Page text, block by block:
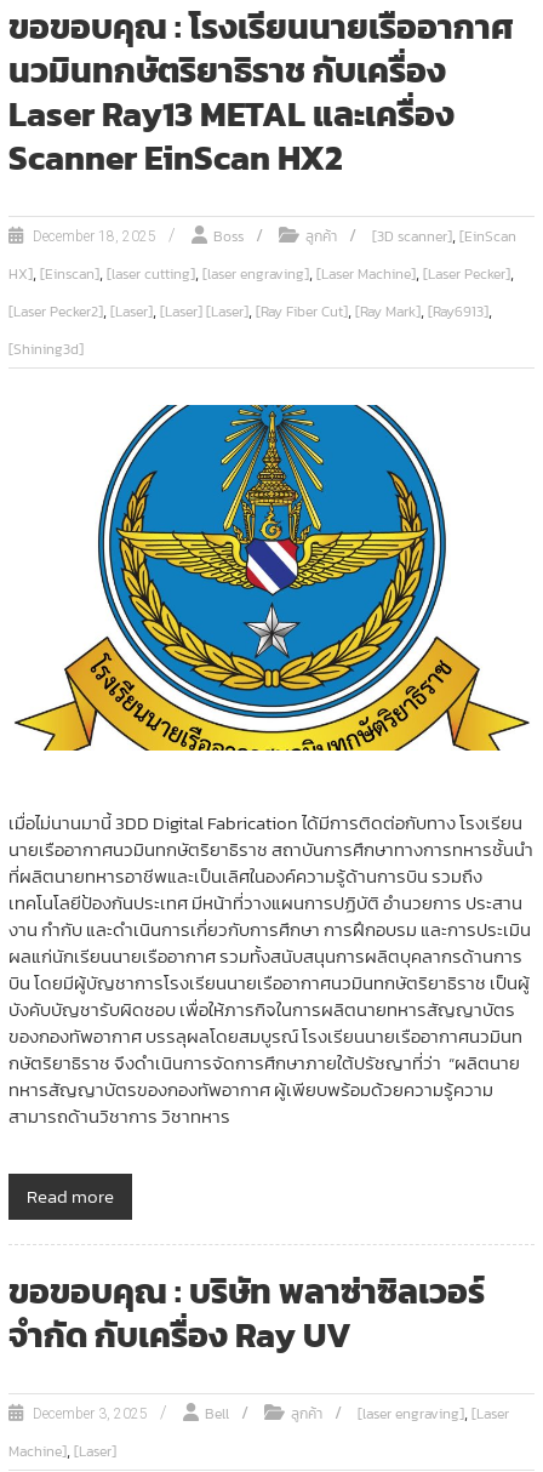
ขอขอบคุณ : โรงเรียนนายเรืออากาศ
นวมินทกษัตริยาธิราช กับเครื่อง
Laser Ray13 METAL และเครื่อง
Scanner EinScan HX2
December 18, 2025 Boss ลูกค้า [3D scanner],[EinScan
HX],[Einscan],[laser cutting],[laser engraving],[Laser Machine],[Laser Pecker],
[Laser Pecker2],[Laser],[Laser] [Laser],[Ray Fiber Cut],[Ray Mark],[Ray6913],
[Shining3d]
เมื่อไม่นานมานี้ 3DD Digital Fabrication ได้มีการติดต่อกับทาง โรงเรียน
นายเรืออากาศนวมินทกษัตริยาธิราช สถาบันการศึกษาทางการทหารชั้นนำ
ที่ผลิตนายทหารอาชีพและเป็นเลิศในองค์ความรู้ด้านการบิน รวมถึง
เทคโนโลยีป้องกันประเทศ มีหน้าที่วางแผนการปฏิบัติ อำนวยการ ประสาน
งาน กำกับ และดำเนินการเกี่ยวกับการศึกษา การฝึกอบรม และการประเมิน
ผลแก่นักเรียนนายเรืออากาศ รวมทั้งสนับสนุนการผลิตบุคลากรด้านการ
บิน โดยมีผู้บัญชาการโรงเรียนนายเรืออากาศนวมินทกษัตริยาธิราช เป็นผู้
บังคับบัญชารับผิดชอบ เพื่อให้ภารกิจในการผลิตนายทหารสัญญาบัตร
ของกองทัพอากาศ บรรลุผลโดยสมบูรณ์ โรงเรียนนายเรืออากาศนวมินท
กษัตริยาธิราช จึงดำเนินการจัดการศึกษาภายใต้ปรัชญาที่ว่า “ผลิตนาย
ทหารสัญญาบัตรของกองทัพอากาศ ผู้เพียบพร้อมด้วยความรู้ความ
สามารถด้านวิชาการ วิชาทหาร
Read more
ขอขอบคุณ : บริษัท พลาซ่าซิลเวอร์
จำกัด กับเครื่อง Ray UV
December 3, 2025 Bell ลูกค้า [laser engraving],[Laser
Machine],[Laser]